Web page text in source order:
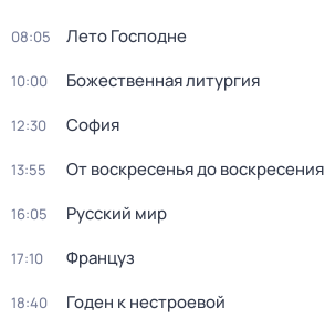
08:05 Лето Господне
10:00 Божественная литургия
12:30 София
13:55 От воскресенья до воскресения
16:05 Русский мир
17:10 Француз
18:40 Годен к нестроевой